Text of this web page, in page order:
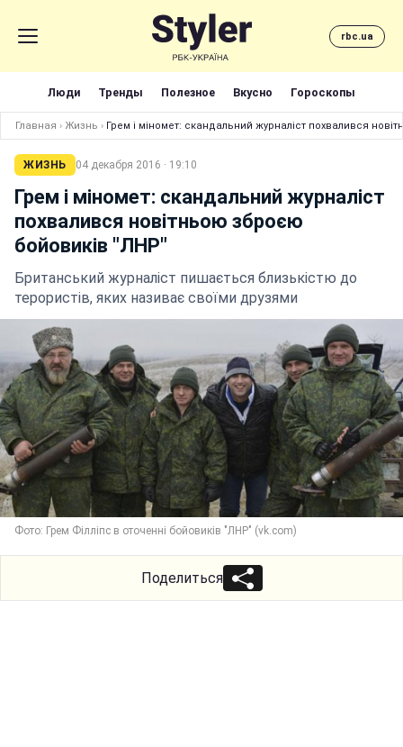
rbc.ua
Люди Тренды Полезное Вкусно Гороскопы
Главная › Жизнь › Грем і міномет: скандальний журналіст похвалився
ЖИЗНЬ 04 декабря 2016 · 19:10
Грем і міномет: скандальний журналіст
похвалився новітньою зброєю
бойовиків "ЛНР"
Британський журналіст пишається близькістю до
терористів, яких називає своїми друзями
Фото: Грем Філліпс в оточенні бойовиків "ЛНР" (vk.com)
Поделиться